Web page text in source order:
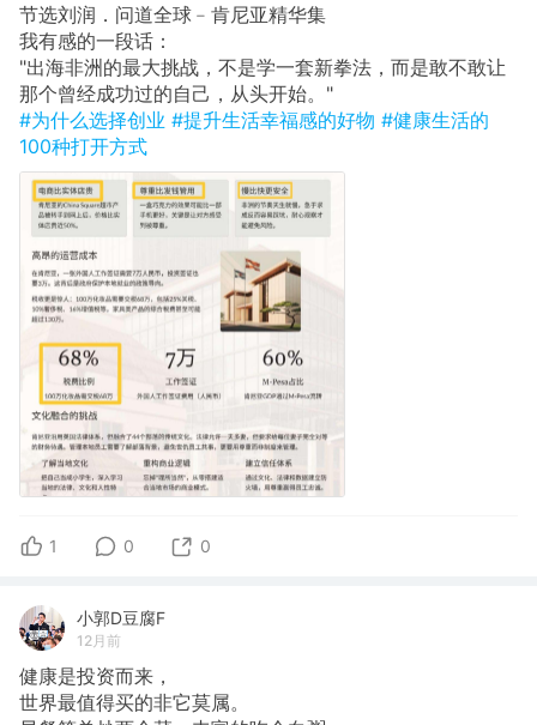
节选刘润．问道全球﹣肯尼亚精华集
​我有感的一段话：
"出海非洲的最大挑战，不是学一套新拳法，而是敢不敢让
那个曾经成功过的自己，从头开始。"
#为什么选择创业 #提升生活幸福感的好物 #健康生活的
100种打开方式
1 0 0
小郭D豆腐F
12月前
健康是投资而来，
世界最值得买的非它莫属。